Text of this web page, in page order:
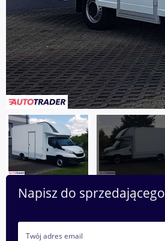
Napisz do sprzedającego
Twój adres email